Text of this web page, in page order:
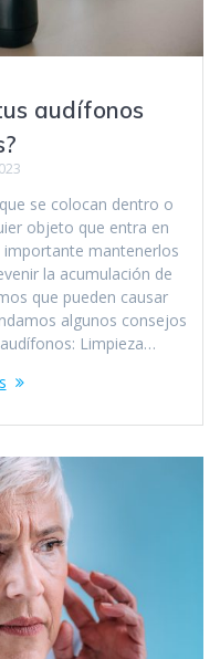
audífonos
se colocan dentro o
objeto que entra en
mantenerlos
la acumulación de
que pueden causar
algunos consejos
Limpieza…